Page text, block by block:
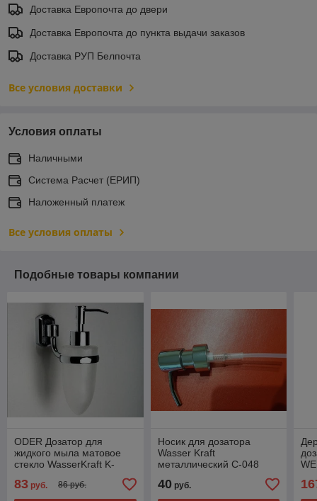
Доставка Европочта до двери
Доставка Европочта до пункта выдачи заказов
Доставка РУП Белпочта
Все условия доставки
Условия оплаты
Наличными
Система Расчет (ЕРИП)
Наложенный платеж
Все условия оплаты
Подобные товары компании
ODER Дозатор для
жидкого мыла матовое
стекло WasserKraft K-
83 руб. 86 руб.
Носик для дозатора
Wasser Kraft
металлический C-048
40руб.